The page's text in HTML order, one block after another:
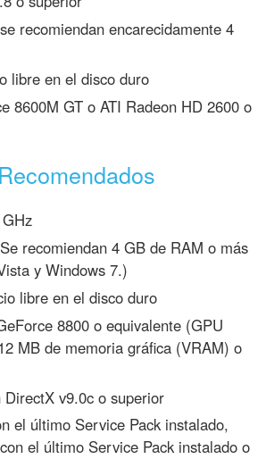
recomiendan encarecidamente 4
libre en el disco duro
8600M GT o ATI Radeon HD 2600 o
recomiendan 4 GB de RAM o más
y Windows 7.)
libre en el disco duro
8800 o equivalente (GPU
MB de memoria gráfica (VRAM) o
v9.0c o superior
el último Service Pack instalado,
el último Service Pack instalado o